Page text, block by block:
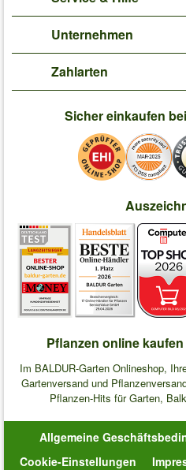
Unternehmen
Zahlarten
Sicher einkaufen
Pflanzen online
Im BALDUR-Garten Onlineshop,
Gartenversand und
Pflanzen-Hits für Garten,
Allgemeine
Cookie-Einstellungen